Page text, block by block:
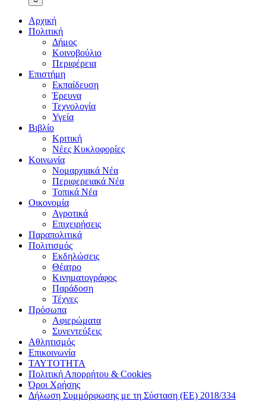
Αρχική
Πολιτική
Δήμος
Κοινοβούλιο
Περιφέρεια
Επιστήμη
Εκπαίδευση
Έρευνα
Τεχνολογία
Υγεία
Βιβλίο
Κριτική
Νέες Κυκλοφορίες
Κοινωνία
Νομαρχιακά Νέα
Περιφερειακά Νέα
Τοπικά Νέα
Οικονομία
Αγροτικά
Επιχειρήσεις
Παραπολιτικά
Πολιτισμός
Εκδηλώσεις
Θέατρο
Κινηματογράφος
Παράδοση
Τέχνες
Πρόσωπα
Αφιερώματα
Συνεντεύξεις
Αθλητισμός
Επικοινωνία
ΤΑΥΤΟΤΗΤΑ
Πολιτική Απορρήτου & Cookies
Όροι Χρήσης
Δήλωση Συμμόρφωσης με τη Σύσταση (ΕΕ) 2018/334